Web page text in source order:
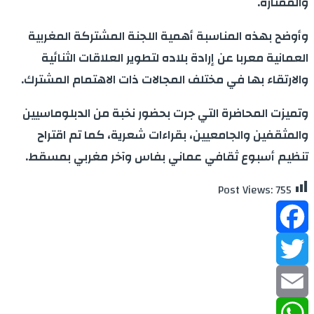
وأوضح بهذه المناسبة أهمية اللجنة المشتركة المغربية
العمانية معربا عن إرادة بلاده لتطوير العلاقات الثنائية
والارتقاء بها في مختلف المجالات ذات الاهتمام المشترك.
وتميزت المحاضرة التي جرت بحضور نخبة من الدبلوماسيين
والمثقفين والجامعيين، بقراءات شعرية، كما تم اقتراح
تنظيم أسبوع ثقافي عماني بفاس وآخر مغربي بمسقط.
Post Views:755
Facebook
Twitter